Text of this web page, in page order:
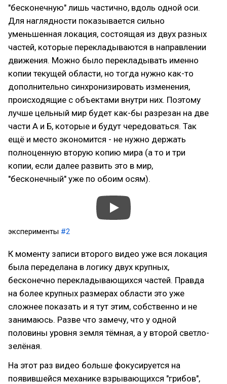
"бесконечную" лишь частично, вдоль одной оси.
Для наглядности показывается сильно
уменьшенная локация, состоящая из двух разных
частей, которые перекладываются в направлении
движения. Можно было перекладывать именно
копии текущей области, но тогда нужно как-то
дополнительно синхронизировать изменения,
происходящие с объектами внутри них. Поэтому
лучше цельный мир будет как-бы разрезан на две
части А и Б, которые и будут чередоваться. Так
ещё и место экономится - не нужно держать
полноценную вторую копию мира (а то и три
копии, если далее развить это в мир,
"бесконечный" уже по обоим осям).
эксперименты #2
К моменту записи второго видео уже вся локация
была переделана в логику двух крупных,
бесконечно перекладывающихся частей. Правда
на более крупных размерах области это уже
сложнее показать и я тут этим, собственно и не
занимаюсь. Разве что замечу, что у одной
половины уровня земля тёмная, а у второй светло-
зелёная.
На этот раз видео больше фокусируется на
появившейся механике взрывающихся "грибов",